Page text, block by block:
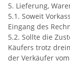
5. Lieferung,
5.1. Soweit
Eingang des
5.2. Sollte die
Käufers trotz
der Verkäufer